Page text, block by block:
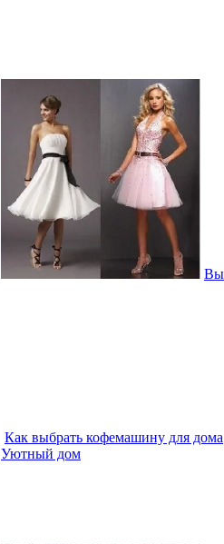
Как выбрать кофемашину для дома
Уютный дом